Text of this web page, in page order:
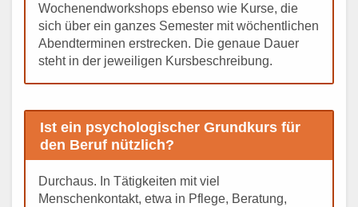
Wochenendworkshops ebenso wie Kurse, die
sich über ein ganzes Semester mit wöchentlichen
Abendterminen erstrecken. Die genaue Dauer
steht in der jeweiligen Kursbeschreibung.
Ist ein psychologischer Grundkurs für
den Beruf nützlich?
Durchaus. In Tätigkeiten mit viel
Menschenkontakt, etwa in Pflege, Beratung,